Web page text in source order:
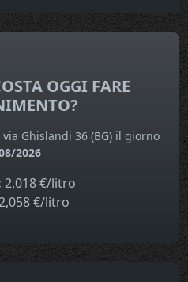
OGGI FARE
Ghislandi 36 (BG) il giorno
2026
2,018 €/litro
€/litro